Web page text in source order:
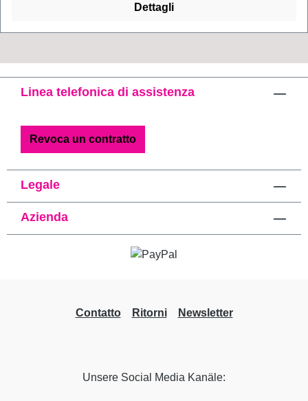
Dettagli
Linea telefonica di assistenza
Revoca un contratto
Legale
Azienda
Contatto Ritorni Newsletter
Unsere Social Media Kanäle: